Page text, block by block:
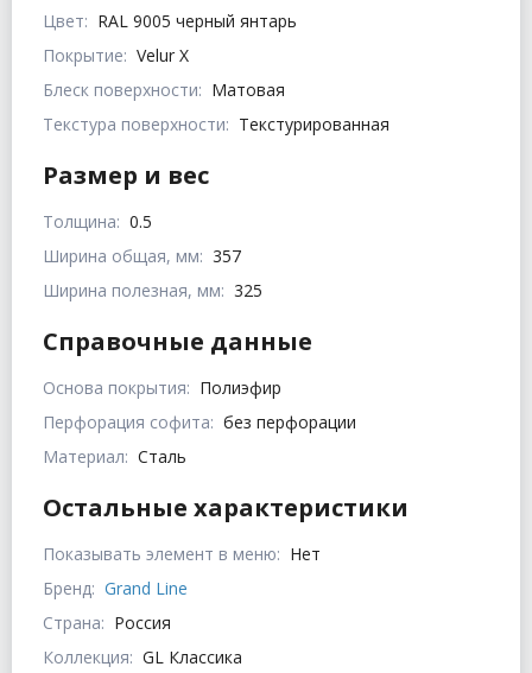
Цвет: RAL 9005 черный янтарь
Покрытие: Velur X
Блеск поверхности: Матовая
Текстура поверхности: Текстурированная
Размер и вес
Толщина: 0.5
Ширина общая, мм: 357
Ширина полезная, мм: 325
Справочные данные
Основа покрытия: Полиэфир
Перфорация софита: без перфорации
Материал: Сталь
Остальные характеристики
Показывать элемент в меню: Нет
Бренд: Grand Line
Страна: Россия
Коллекция: GL Классика